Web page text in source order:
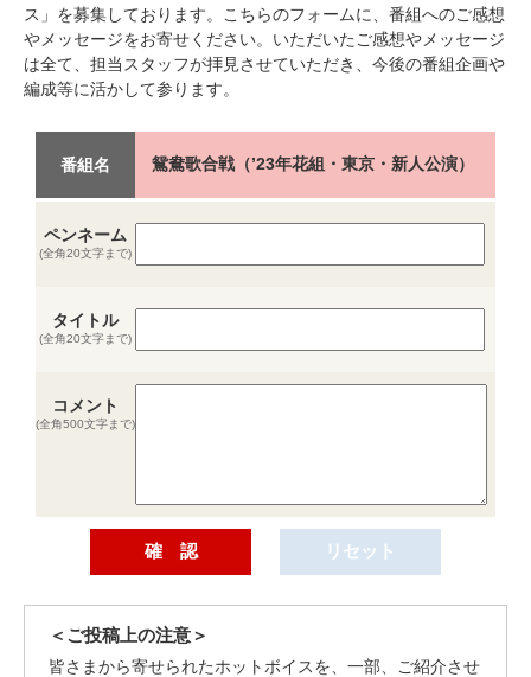
ス」を募集しております。こちらのフォームに、番組へのご感想
やメッセージをお寄せください。いただいたご感想やメッセージ
は全て、担当スタッフが拝見させていただき、今後の番組企画や
編成等に活かして参ります。
番組名 鴛鴦歌合戦（’23年花組・東京・新人公演）
ペンネーム
(全角20文字まで)
タイトル
(全角20文字まで)
コメント
(全角500文字まで)
＜ご投稿上の注意＞
皆さまから寄せられたホットボイスを、一部、ご紹介させ